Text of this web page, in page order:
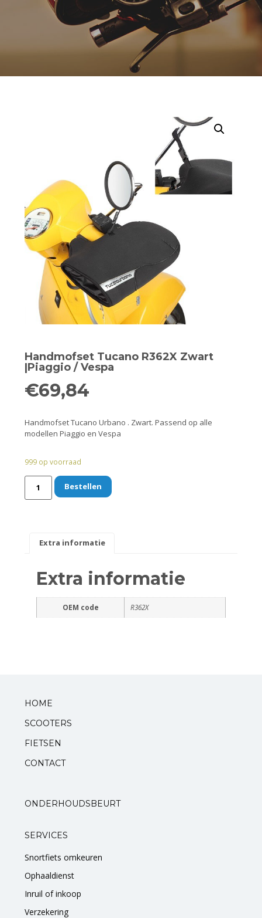
Originele AGM-onderdelen
Originele BTC-onderdelen
Originele Peugeot-onderdelen
Originele Piaggio/Vespa-onderdelen
Originele Sym-onderdelen
Originele Tomos-onderdelen
Overbrenging
Remmen
Smeer- en onderhoudsproducten
Beugels en dragers
Bevestigingsdelen
Toebehoren en accessoires
Werkplaats en gereedschap
Zadels
Startmotoren en kickstarters
Variateurs
Handmofset Tucano R362X Zwart
|Piaggio / Vespa
€69,84
Handmofset Tucano Urbano . Zwart. Passend op alle
modellen Piaggio en Vespa
999 op voorraad
Bestellen
Extra informatie
Extra informatie
OEM code R362X
HOME
SCOOTERS
FIETSEN
CONTACT
ONDERHOUDSBEURT
SERVICES
Snortfiets omkeuren
Ophaaldienst
Inruil of inkoop
Verzekering